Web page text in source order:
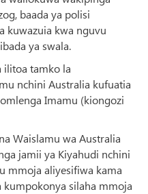
baada ya polisi
kuwazuia kwa nguvu
ya swala.
ilitoa tamko la
nchini Australia kufuatia
Imamu (kiongozi
Waislamu wa Australia
jamii ya Kiyahudi nchini
mmoja aliyesifiwa kama
kumpokonya silaha mmoja